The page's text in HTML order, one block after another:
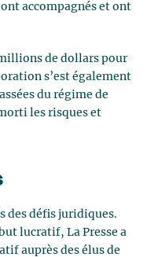
accompagnés et ont
de dollars pour
s’est également
du régime de
les risques et
des défis juridiques.
lucratif, La Presse a
auprès des élus de